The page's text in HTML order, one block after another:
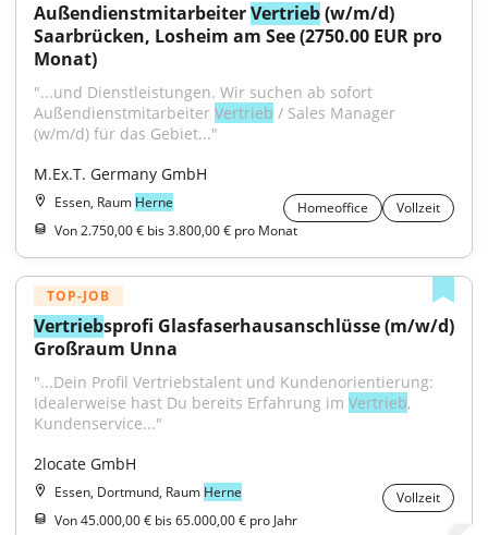
Außendienstmitarbeiter Vertrieb (w/m/d)
Saarbrücken, Losheim am See (2750.00 EUR pro
Monat)
"...und Dienstleistungen. Wir suchen ab sofort
Außendienstmitarbeiter Vertrieb / Sales Manager
(w/m/d) für das Gebiet..."
M.Ex.T. Germany GmbH
Essen, Raum Herne Homeoffice
Vollzeit
Von 2.750,00 € bis 3.800,00 € pro Monat
TOP-JOB
Vertriebsprofi Glasfaserhausanschlüsse (m/w/d)
Großraum Unna
"...Dein Profil Vertriebstalent und Kundenorientierung:
Idealerweise hast Du bereits Erfahrung im Vertrieb,
Kundenservice..."
2locate GmbH
Essen, Dortmund, Raum Herne
Vollzeit
Von 45.000,00 € bis 65.000,00 € pro Jahr